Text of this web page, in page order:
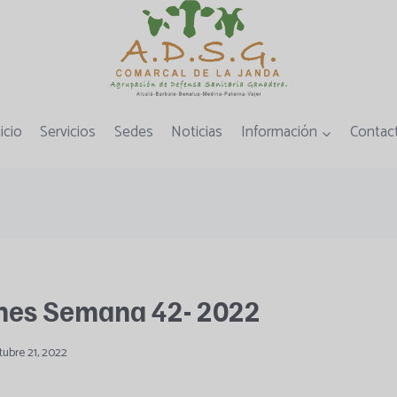
Servicios Sedes Noticias Información
Semana 42- 2022
21, 2022